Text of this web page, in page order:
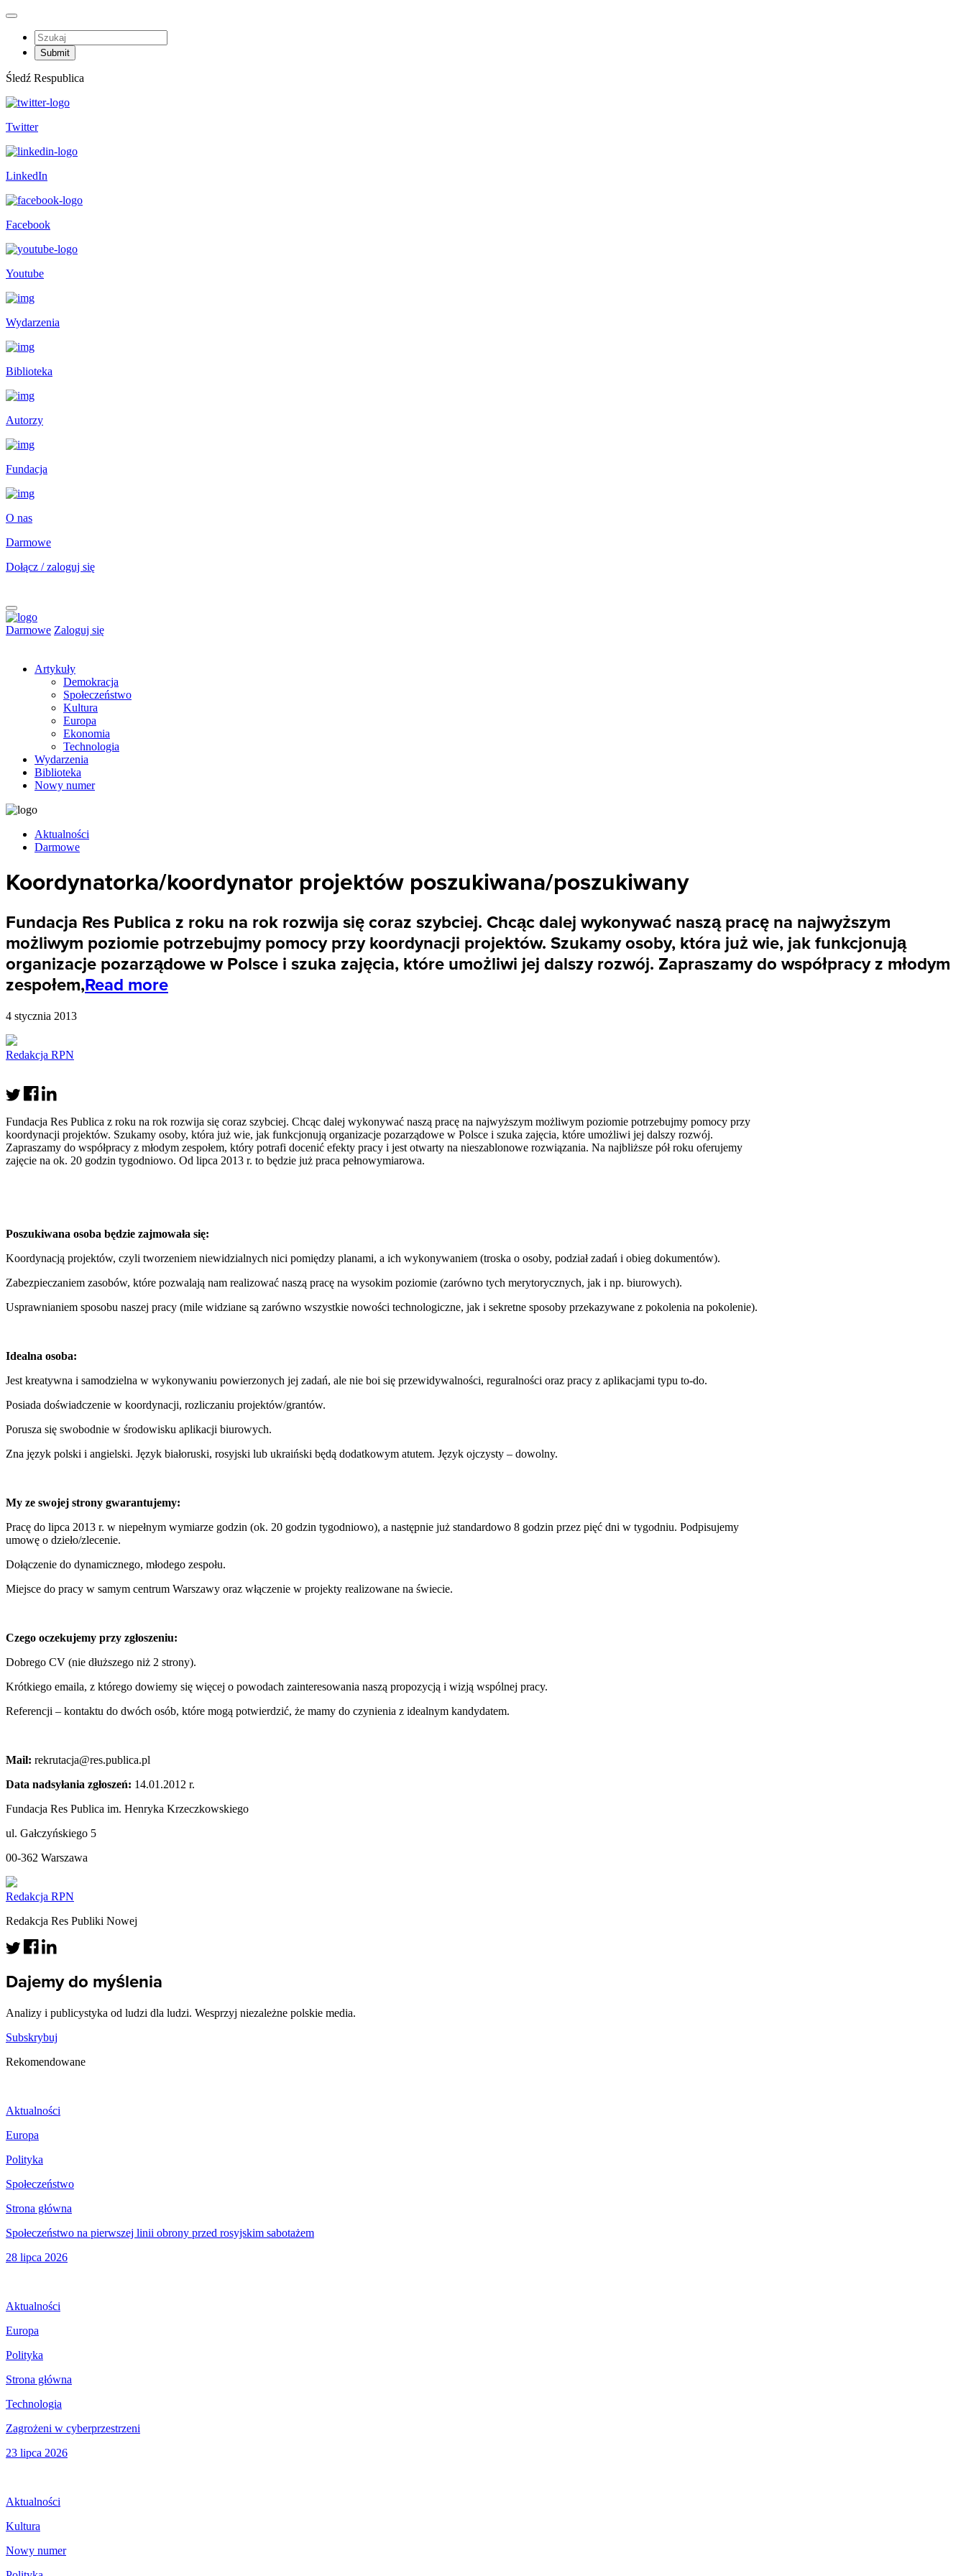
Śledź Respublica
Twitter
LinkedIn
Facebook
Youtube
Wydarzenia
Biblioteka
Autorzy
Fundacja
O nas
Darmowe
Dołącz / zaloguj się
Darmowe Zaloguj się
Artykuły
Demokracja
Społeczeństwo
Kultura
Europa
Ekonomia
Technologia
Wydarzenia
Biblioteka
Nowy numer
Aktualności
Darmowe
Koordynatorka/koordynator projektów poszukiwana/poszukiwany
Fundacja Res Publica z roku na rok rozwija się coraz szybciej. Chcąc dalej wykonywać naszą pracę na najwyższym
możliwym poziomie potrzebujmy pomocy przy koordynacji projektów. Szukamy osoby, która już wie, jak funkcjonują
organizacje pozarządowe w Polsce i szuka zajęcia, które umożliwi jej dalszy rozwój. Zapraszamy do współpracy z młodym
zespołem,Read more
4 stycznia 2013
Redakcja RPN
Fundacja Res Publica z roku na rok rozwija się coraz szybciej. Chcąc dalej wykonywać naszą pracę na najwyższym możliwym poziomie potrzebujmy pomocy przy
koordynacji projektów. Szukamy osoby, która już wie, jak funkcjonują organizacje pozarządowe w Polsce i szuka zajęcia, które umożliwi jej dalszy rozwój.
Zapraszamy do współpracy z młodym zespołem, który potrafi docenić efekty pracy i jest otwarty na nieszablonowe rozwiązania. Na najbliższe pół roku oferujemy
zajęcie na ok. 20 godzin tygodniowo. Od lipca 2013 r. to będzie już praca pełnowymiarowa.
Poszukiwana osoba będzie zajmowała się:
Koordynacją projektów, czyli tworzeniem niewidzialnych nici pomiędzy planami, a ich wykonywaniem (troska o osoby, podział zadań i obieg dokumentów).
Zabezpieczaniem zasobów, które pozwalają nam realizować naszą pracę na wysokim poziomie (zarówno tych merytorycznych, jak i np. biurowych).
Usprawnianiem sposobu naszej pracy (mile widziane są zarówno wszystkie nowości technologiczne, jak i sekretne sposoby przekazywane z pokolenia na pokolenie).
Idealna osoba:
Jest kreatywna i samodzielna w wykonywaniu powierzonych jej zadań, ale nie boi się przewidywalności, reguralności oraz pracy z aplikacjami typu to-do.
Posiada doświadczenie w koordynacji, rozliczaniu projektów/grantów.
Porusza się swobodnie w środowisku aplikacji biurowych.
Zna język polski i angielski. Język białoruski, rosyjski lub ukraiński będą dodatkowym atutem. Język ojczysty – dowolny.
My ze swojej strony gwarantujemy:
Pracę do lipca 2013 r. w niepełnym wymiarze godzin (ok. 20 godzin tygodniowo), a następnie już standardowo 8 godzin przez pięć dni w tygodniu. Podpisujemy
umowę o dzieło/zlecenie.
Dołączenie do dynamicznego, młodego zespołu.
Miejsce do pracy w samym centrum Warszawy oraz włączenie w projekty realizowane na świecie.
Czego oczekujemy przy zgłoszeniu:
Dobrego CV (nie dłuższego niż 2 strony).
Krótkiego emaila, z którego dowiemy się więcej o powodach zainteresowania naszą propozycją i wizją wspólnej pracy.
Referencji – kontaktu do dwóch osób, które mogą potwierdzić, że mamy do czynienia z idealnym kandydatem.
Mail: rekrutacja@res.publica.pl
Data nadsyłania zgłoszeń: 14.01.2012 r.
Fundacja Res Publica im. Henryka Krzeczkowskiego
ul. Gałczyńskiego 5
00-362 Warszawa
Redakcja RPN
Redakcja Res Publiki Nowej
Dajemy do myślenia
Analizy i publicystyka od ludzi dla ludzi. Wesprzyj niezależne polskie media.
Subskrybuj
Rekomendowane
Aktualności
Europa
Polityka
Społeczeństwo
Strona główna
Społeczeństwo na pierwszej linii obrony przed rosyjskim sabotażem
28 lipca 2026
Aktualności
Europa
Polityka
Strona główna
Technologia
Zagrożeni w cyberprzestrzeni
23 lipca 2026
Aktualności
Kultura
Nowy numer